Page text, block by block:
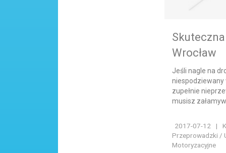
Wrocław
Jeśli nagle na
niespodziewany
zupełnie
musisz
2017-07-12 |
Przeprowadzki /
Motoryzacyjne